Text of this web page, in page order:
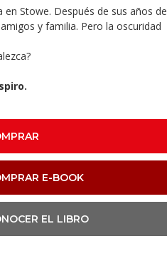
Stowe. Después de sus años de
y familia. Pero la oscuridad
E-BOOK
EL LIBRO